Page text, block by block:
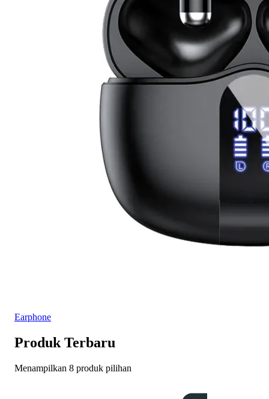
Earphone
Produk Terbaru
Menampilkan 8 produk pilihan